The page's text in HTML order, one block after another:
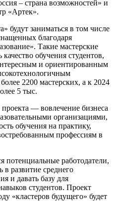
– страна возможностей» и
«Артек».
будут заниматься в том числе
благодаря
Такие мастерские
обучения студентов,
и ориентированным
2200 мастерских, а к 2024
5 тыс.
— вовлечение бизнеса
организациями,
обучения на практику,
профессиям в
потенциальные работодатели,
в развитие среднего
и давать базу для
студентов. Проект
«кластеров будущего» будет